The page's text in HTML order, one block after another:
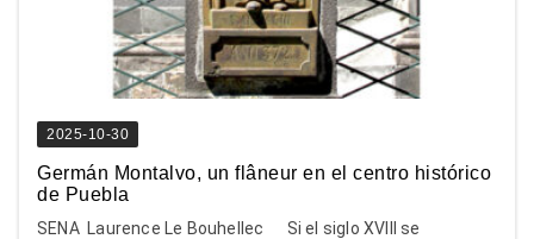
2025-10-30
Germán Montalvo, un flâneur en el centro histórico
de Puebla
SENA Laurence Le Bouhellec Si el siglo XVIII se